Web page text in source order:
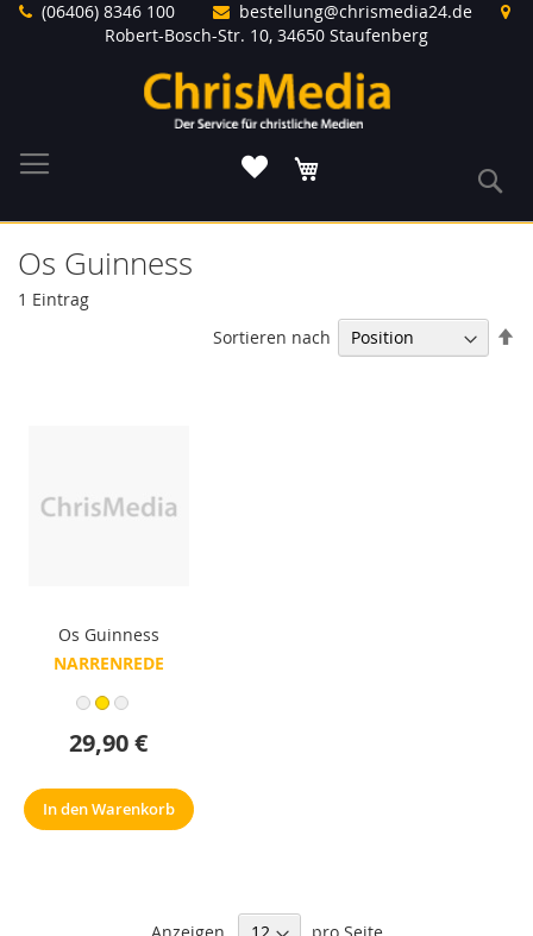
Direkt(06406) 8346 100
bestellung@chrismedia24.de
Robert-Bosch-Str. 10, 34650 Staufenberg
Os Guinness
1 Eintrag
Sortieren nach
Os Guinness
NARRENREDE
29,90 €
In den Warenkorb